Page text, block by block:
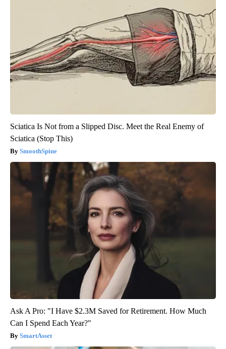
Sciatica Is Not from a Slipped Disc. Meet the Real Enemy of
Sciatica (Stop This)
SmoothSpine
Ask A Pro: "I Have $2.3M Saved for Retirement. How Much
Can I Spend Each Year?"
SmartAsset